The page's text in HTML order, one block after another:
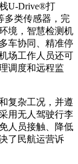
U-Drive®️打
多类传感器，完
境，智慧检测机
车协同、精准停
场工作人员还可
调度和远程监
复杂工况，并遵
用无人驾驶行李
人员接触、降低
了民航运营诉